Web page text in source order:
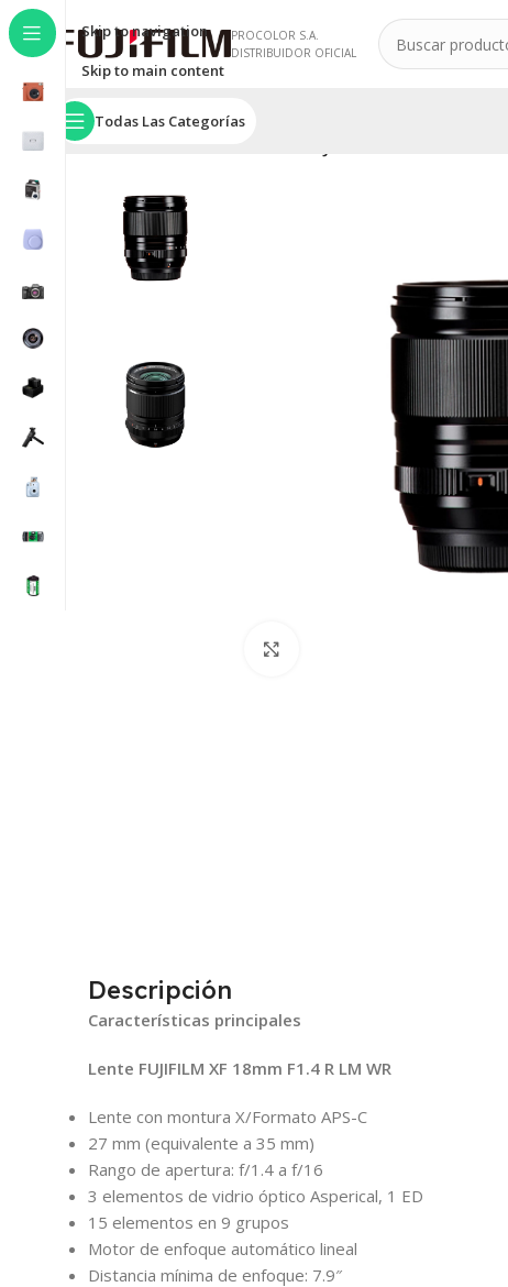
Skip to navigation
Skip to main content
PROCOLOR S.A.
DISTRIBUIDOR OFICIAL
Todas Las Categorías
Inicio
Descripción
Características principales
Lente FUJIFILM XF 18mm F1.4 R LM WR
Lente con montura X/Formato APS-C
27 mm (equivalente a 35 mm)
Rango de apertura: f/1.4 a f/16
3 elementos de vidrio óptico Asperical, 1 ED
15 elementos en 9 grupos
Motor de enfoque automático lineal
Distancia mínima de enfoque: 7.9″